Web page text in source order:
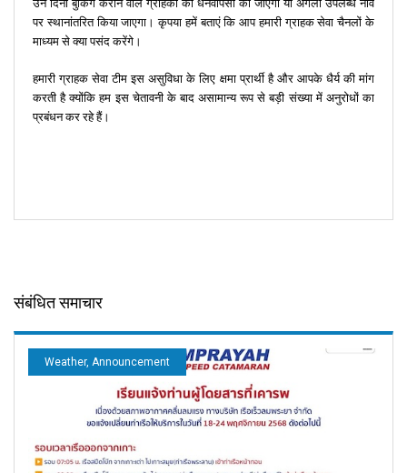
उन दिनों बुकिंग कराने वाले ग्राहकों को धनवापसी की जाएगी या अगली उपलब्ध नाव
पर स्थानांतरित किया जाएगा। कृपया हमें बताएं कि आप हमारी ग्राहक सेवा चैनलों के
माध्यम से क्या पसंद करेंगे।
हमारी ग्राहक सेवा टीम इस असुविधा के लिए क्षमा प्रार्थी है और आपके धैर्य की मांग
करती है क्योंकि हम इस चेतावनी के बाद असामान्य रूप से बड़ी संख्या में अनुरोधों का
प्रबंधन कर रहे हैं।
संबंधित समाचार
Weather, Announcement